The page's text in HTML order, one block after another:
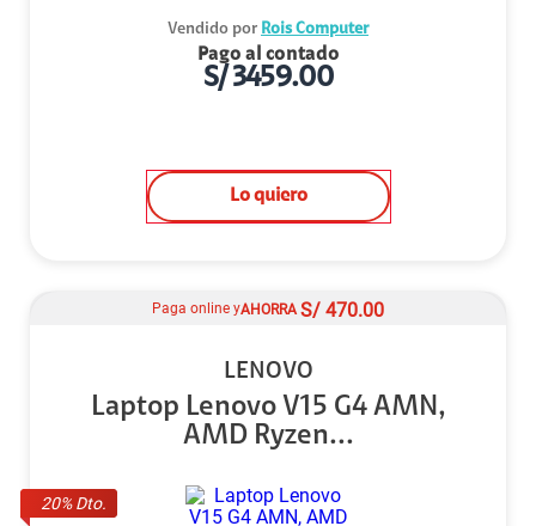
Vendido por Rois Computer
Pago al contado
S/3459.00
Lo quiero
20% Dto.
Paga online yAHORRA S/ 470.00
LENOVO
Laptop Lenovo V15 G4 AMN,
AMD Ryzen...